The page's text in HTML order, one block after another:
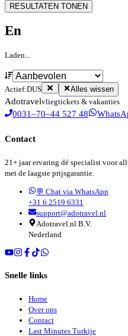
RESULTATEN TONEN
En
Laden...
Actief:DUS Alles wissen
Adotravelvliegtickets & vakanties
0031–70–44 527 48
Contact
21+ jaar ervaring dé specialist voor
met de laagste prijsgarantie.
💬 Chat via WhatsApp
+31 6 2519 6331
support@adotravel.nl
Adotravel.nl B.V.
Nederland
Snelle links
Home
Over ons
Contact
Last Minutes Turkije